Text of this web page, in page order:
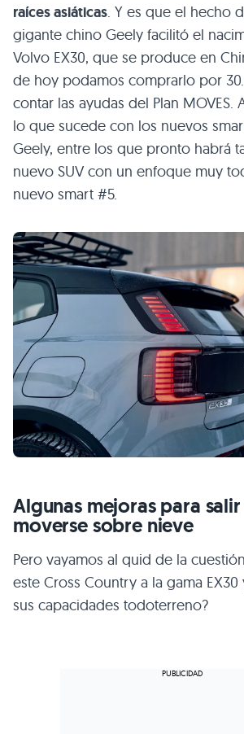
raíces asiáticas. Y es que el hecho
gigante chino Geely facilitó el
Volvo EX30, que se produce en
de hoy podamos comprarlo por
contar las ayudas del Plan MOVES.
lo que sucede con los nuevos
Geely, entre los que pronto habrá
nuevo SUV con un enfoque muy
nuevo smart #5.
Algunas mejoras para
moverse sobre nieve
Pero vayamos al quid de la
este Cross Country a la gama
sus capacidades todoterreno?